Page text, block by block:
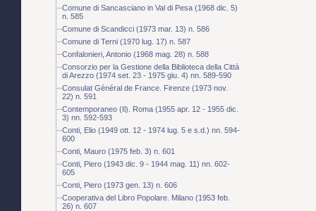
Comune di Sancasciano in Val di Pesa (1968 dic. 5)
n. 585
Comune di Scandicci (1973 mar. 13) n. 586
Comune di Terni (1970 lug. 17) n. 587
Confalonieri, Antonio (1968 mag. 28) n. 588
Consorzio per la Gestione della Biblioteca della Città
di Arezzo (1974 set. 23 - 1975 giu. 4) nn. 589-590
Consulat Général de France. Firenze (1973 nov.
22) n. 591
Contemporaneo (Il). Roma (1955 apr. 12 - 1955 dic.
3) nn. 592-593
Conti, Elio (1949 ott. 12 - 1974 lug. 5 e s.d.) nn. 594-
600
Conti, Mauro (1975 feb. 3) n. 601
Conti, Piero (1943 dic. 9 - 1944 mag. 11) nn. 602-
605
Conti, Piero (1973 gen. 13) n. 606
Cooperativa del Libro Popolare. Milano (1953 feb.
26) n. 607